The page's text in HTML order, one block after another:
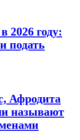
2026 году:
подать
Афродита
называют